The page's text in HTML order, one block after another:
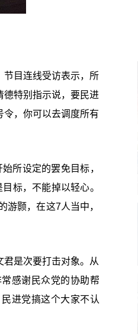
节目连线受访表示，所
德特别指示说，要民进
，你可以去调度所有
所设定的罢免目标，
标，不能掉以轻心。
游颢，在这7人当中，
是次要打击对象。从
感谢民众党的协助帮
进党搞这个大家不认